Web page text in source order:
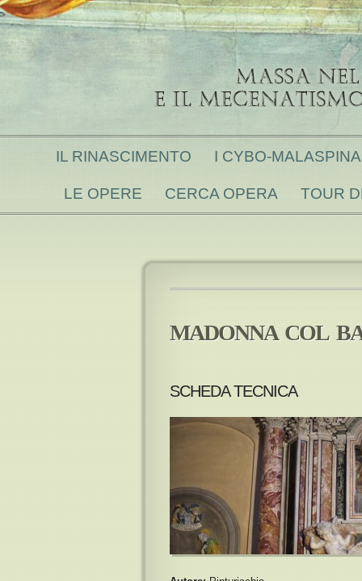
IL RINASCIMENTO I CYBO-
LE OPERE CERCA OPERA TOUR
MADONNA COL
SCHEDA TECNICA